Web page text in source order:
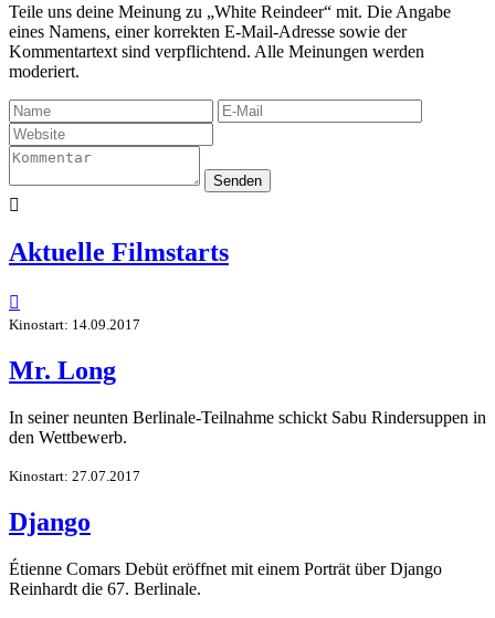
Teile uns deine Meinung zu „White Reindeer“ mit. Die Angabe
eines Namens, einer korrekten E-Mail-Adresse sowie der
Kommentartext sind verpflichtend. Alle Meinungen werden
moderiert.
Senden

Aktuelle Filmstarts

Kinostart: 14.09.2017
Mr. Long
In seiner neunten Berlinale-Teilnahme schickt Sabu Rindersuppen in
den Wettbewerb.
Kinostart: 27.07.2017
Django
Étienne Comars Debüt eröffnet mit einem Porträt über Django
Reinhardt die 67. Berlinale.